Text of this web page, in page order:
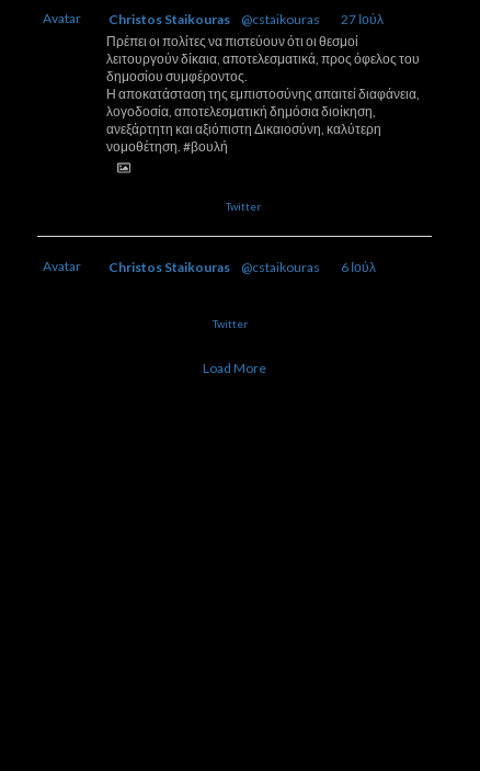
Avatar Christos Staikouras @cstaikouras
27 Ιούλ
Πρέπει οι πολίτες να πιστεύουν ότι οι θεσμοί
λειτουργούν δίκαια, αποτελεσματικά, προς όφελος του
δημοσίου συμφέροντος.
Η αποκατάσταση της εμπιστοσύνης απαιτεί διαφάνεια,
λογοδοσία, αποτελεσματική δημόσια διοίκηση,
ανεξάρτητη και αξιόπιστη Δικαιοσύνη, καλύτερη
νομοθέτηση. #βουλή
Twitter
Avatar Christos Staikouras @cstaikouras 6 Ιούλ
Twitter
Load More